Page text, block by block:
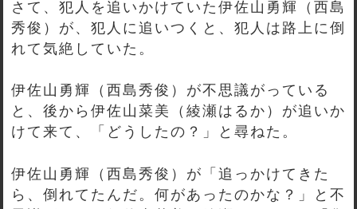
さて、犯人を追いかけていた伊佐山勇輝（西島
秀俊）が、犯人に追いつくと、犯人は路上に倒
れて気絶していた。
伊佐山勇輝（西島秀俊）が不思議がっている
と、後から伊佐山菜美（綾瀬はるか）が追いか
けて来て、「どうしたの？」と尋ねた。
伊佐山勇輝（西島秀俊）が「追っかけてきた
ら、倒れてたんだ。何があったのかな？」と不